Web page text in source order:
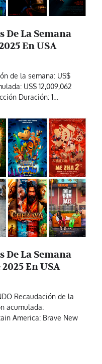
La Semana
En USA
de la semana: US$
US$ 12,009,062
Duración: 1…
La Semana
En USA
Recaudación de la
acumulada:
America: Brave New